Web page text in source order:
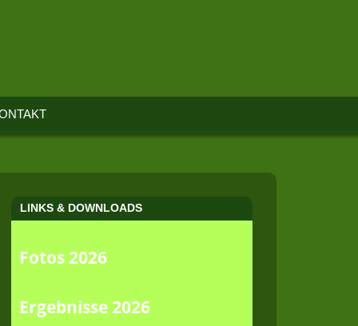
LINKS & DOWNLOADS
Fotos 2026
Ergebnisse 2026